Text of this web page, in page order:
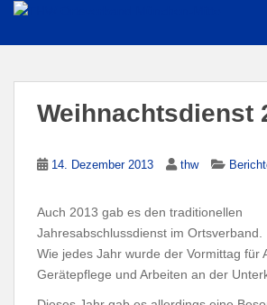
Weihnachtsdienst
14. Dezember 2013 thw
Auch 2013 gab es den traditionellen
Jahresabschlussdienst im Ortsverband.
Wie jedes Jahr wurde der Vormittag für
Gerätepflege und Arbeiten an der